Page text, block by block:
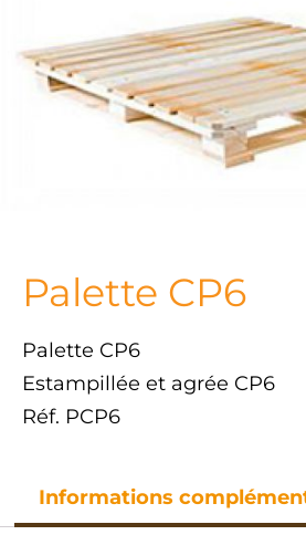
Palette CP6
Palette CP6
Estampillée et agrée CP6
Réf. PCP6
Informations